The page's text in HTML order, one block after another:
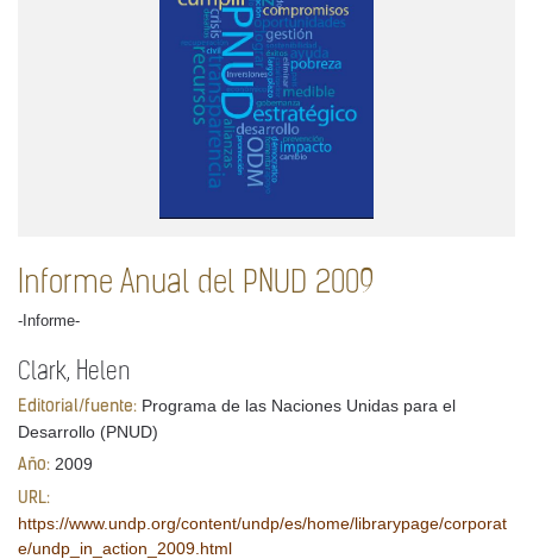
Informe Anual del PNUD 2009
-Informe-
Clark, Helen
Editorial/fuente: Programa de las Naciones Unidas para el
Desarrollo (PNUD)
Año: 2009
URL:
https://www.undp.org/content/undp/es/home/librarypage/corporat
e/undp_in_action_2009.html